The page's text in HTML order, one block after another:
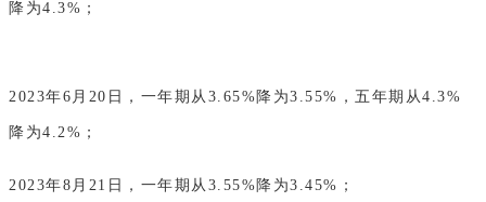
降为4.3%；
2023年6月20日，一年期从3.65%降为3.55%，五年期从4.3%
降为4.2%；
2023年8月21日，一年期从3.55%降为3.45%；